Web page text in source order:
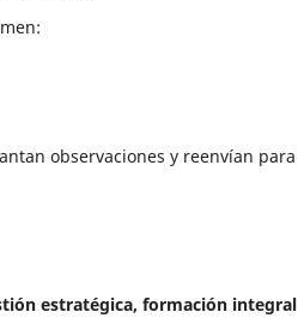
observaciones y reenvían para
estratégica, formación integral